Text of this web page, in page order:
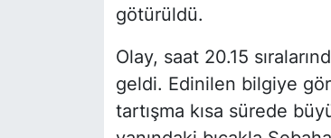
götürüldü.
Olay, saat 20.15
geldi. Edinilen bilgiye
tartışma kısa sürede